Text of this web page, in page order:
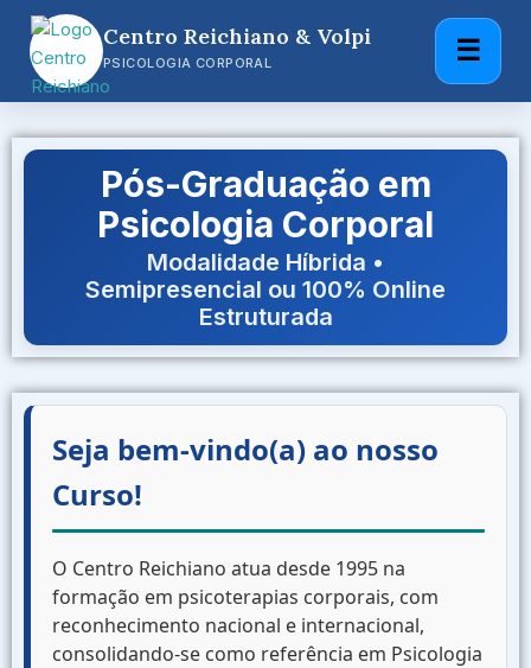
Centro Reichiano & Volpi
PSICOLOGIA CORPORAL ☰
Pós-Graduação em
Psicologia Corporal
Modalidade Híbrida •
Semipresencial ou 100% Online
Estruturada
Seja bem-vindo(a) ao nosso
Curso!
O Centro Reichiano atua desde 1995 na
formação em psicoterapias corporais, com
reconhecimento nacional e internacional,
consolidando-se como referência em Psicologia